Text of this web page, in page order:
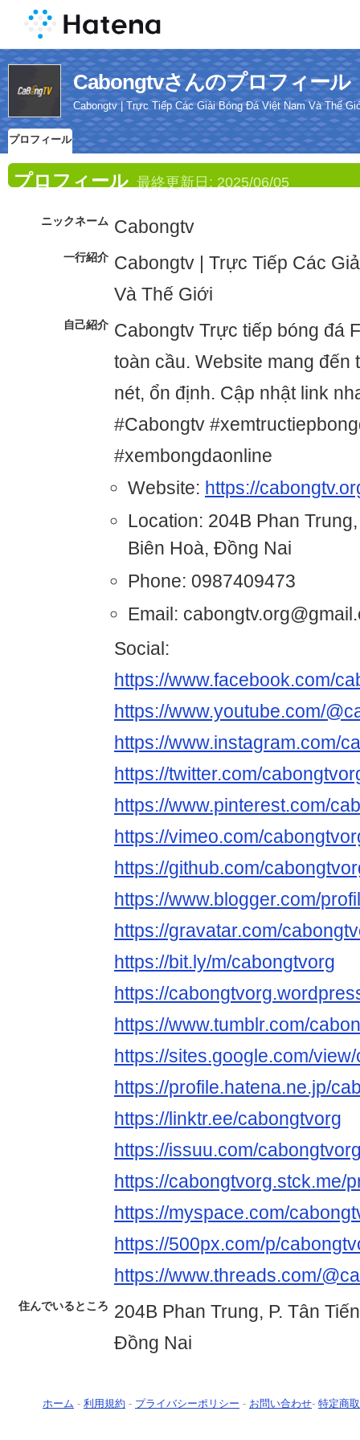
Cabongtvさんのプロフィール
Cabongtv | Trực Tiếp Các Giải Bóng Đá Việt Nam Và Thế
プロフィール
プロフィール 最終更新日: 2025/06/05
ニックネーム Cabongtv
一行紹介 Cabongtv | Trực Tiếp Các
Và Thế Giới
自己紹介 Cabongtv Trực tiếp bóng đá
toàn cầu. Website mang đến
nét, ổn định. Cập nhật link
#Cabongtv
#xembongdaonline
Website: https://
Location: 204B Phan
Biên Hoà, Đồng Nai
Phone: 0987409473
Email:
Social:
https://www.facebook.com/
https://www.youtube.com/
https://www.instagram.com/
https://twitter.com/
https://www.pinterest.com/
https://vimeo.com/
https://github.com/
https://www.blogger.com/
https://gravatar.com/
https://bit.ly/m/cabongtvorg
https://
https://www.tumblr.com/
https://sites.google.com/
https://profile.hatena.ne.jp/
https://linktr.ee/cabongtvorg
https://issuu.com/
https://cabongtvorg.stck.me/
https://myspace.com/
https://500px.com/p/
https://www.threads.com/
住んでいるところ 204B Phan Trung, P. Tân
Đồng Nai
ホーム - 利用規約 - プライバシーポリシー - お問い合わせ- 特定商